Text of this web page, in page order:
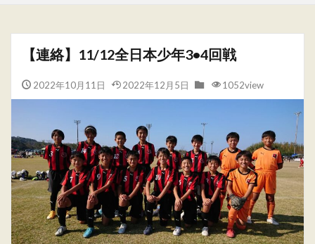
【連絡】11/12全日本少年3•4回戦
2022年10月11日 2022年12月5日 1052view